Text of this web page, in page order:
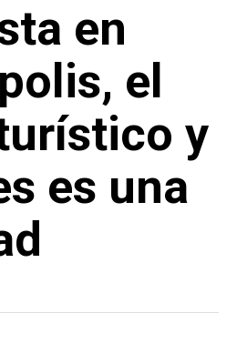
en
el
y
es una